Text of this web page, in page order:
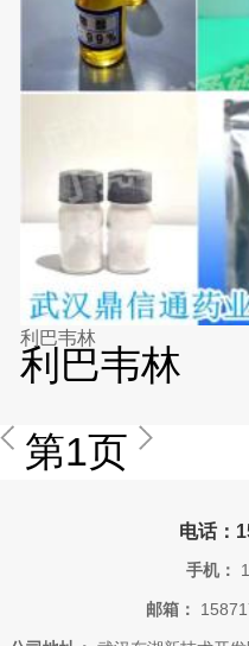
利巴韦林
利巴韦林
第1页
电话：
手机：
邮箱：